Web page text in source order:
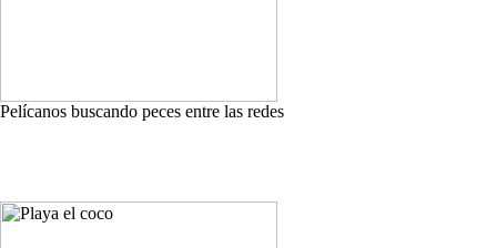
Pelícanos buscando peces entre las redes